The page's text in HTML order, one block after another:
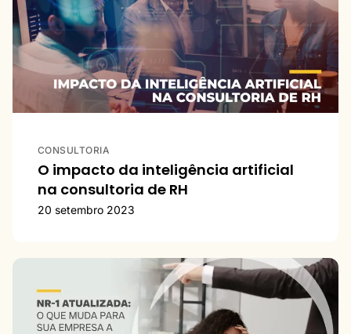
CONSULTORIA
O impacto da inteligência artificial
na consultoria de RH
20 setembro 2023